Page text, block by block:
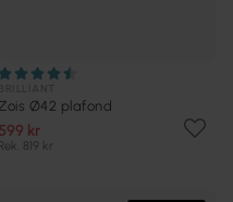
Zois Ø42 plafond
599 kr
Rek. 819 kr